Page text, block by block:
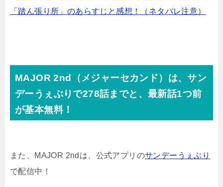
「踏ん張り所」のあらすじと感想！（ネタバレ注意）
MAJOR 2nd（メジャーセカンド）は、サン
デーうぇぶりで278話までと、最新話1つ前
が基本無料！
また、MAJOR 2ndは、公式アプリのサンデーうぇぶり
で配信中！